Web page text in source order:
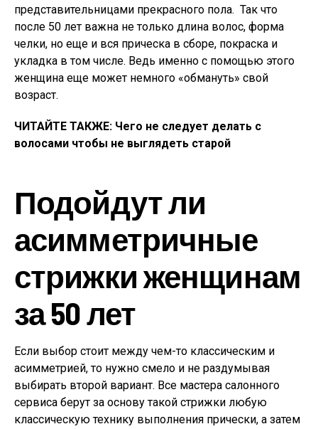
представительницами прекрасного пола. Так что
после 50 лет важна не только длина волос, форма
челки, но еще и вся прическа в сборе, покраска и
укладка в том числе. Ведь именно с помощью этого
женщина еще может немного «обмануть» свой
возраст.
ЧИТАЙТЕ ТАКЖЕ: Чего не следует делать с
волосами чтобы не выглядеть старой
Подойдут ли
асимметричные
стрижки женщинам
за 50 лет
Если выбор стоит между чем-то классическим и
асимметрией, то нужно смело и не раздумывая
выбирать второй вариант. Все мастера салонного
сервиса берут за основу такой стрижки любую
классическую технику выполнения прически, а затем